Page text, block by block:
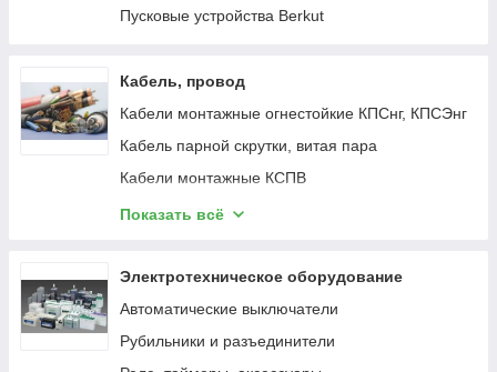
Ламинатор А3
Машинка для стрижки волос
Миксер
Акс. для экшн.камеры
Мультиварка
Сендвичница
МФУ Дом
Мышь беспроводная игровая
Мышь беспроводная офисная
Пусковые устройства Berkut
Кабель, провод
Кабели монтажные огнестойкие КПСнг, КПСЭнг
Кабель парной скрутки, витая пара
Кабели монтажные КСПВ
Кабели монтажные КСРВ, КСРЭВ
Кабели монтажные КСВВ
Кабели симметричные КПСВВ, КПСВВт, КПСВВм
Кабели огнестойкие монтажные КМРПнг(А)-
Показать всё
Электротехническое оборудование
Автоматические выключатели
Рубильники и разъединители